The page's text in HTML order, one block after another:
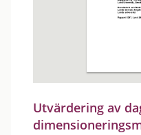
Utvärdering av